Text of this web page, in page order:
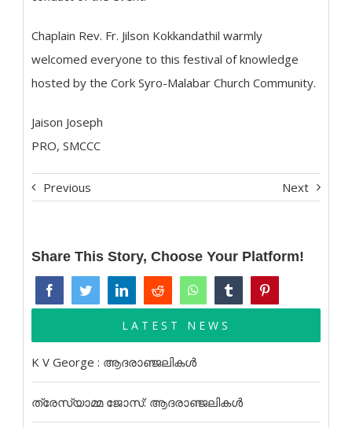
Chaplain Rev. Fr. Jilson Kokkandathil warmly
welcomed everyone to this festival of knowledge
hosted by the Cork Syro-Malabar Church Community.
Jaison Joseph
PRO, SMCCC
Previous Next
Share This Story, Choose Your Platform!
LATEST NEWS
K V George : ആദരാഞ്ജലികൾ
ത്രേസ്യാമ്മ ജോസ്: ആദരാഞ്ജലികൾ